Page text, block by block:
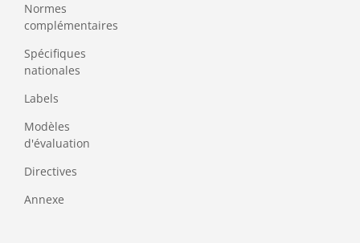
Normes
complémentaires
Spécifiques
nationales
Labels
Modèles
d'évaluation
Directives
Annexe